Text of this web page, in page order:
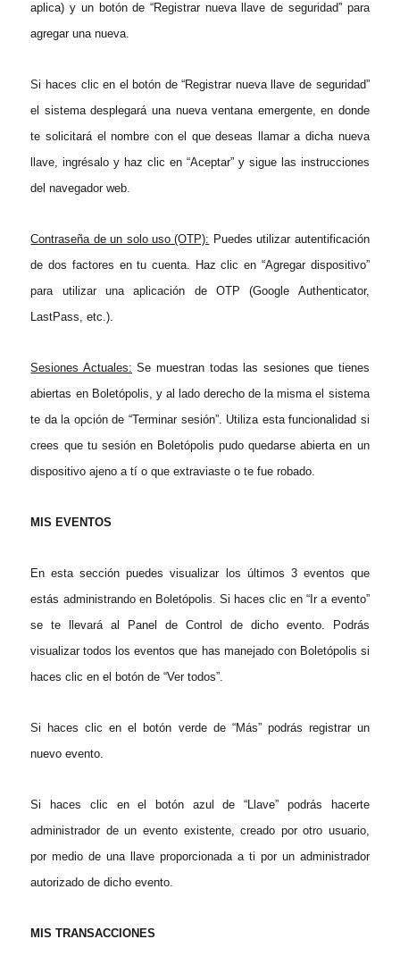
aplica) y un botón de “Registrar nueva llave de seguridad” para
agregar una nueva.
Si haces clic en el botón de “Registrar nueva llave de seguridad”
el sistema desplegará una nueva ventana emergente, en donde
te solicitará el nombre con el que deseas llamar a dicha nueva
llave, ingrésalo y haz clic en “Aceptar” y sigue las instrucciones
del navegador web.
Contraseña de un solo uso (OTP): Puedes utilizar autentificación
de dos factores en tu cuenta. Haz clic en “Agregar dispositivo”
para utilizar una aplicación de OTP (Google Authenticator,
LastPass, etc.).
Sesiones Actuales: Se muestran todas las sesiones que tienes
abiertas en Boletópolis, y al lado derecho de la misma el sistema
te da la opción de “Terminar sesión”. Utiliza esta funcionalidad si
crees que tu sesión en Boletópolis pudo quedarse abierta en un
dispositivo ajeno a tí o que extraviaste o te fue robado.
MIS EVENTOS
En esta sección puedes visualizar los últimos 3 eventos que
estás administrando en Boletópolis. Si haces clic en “Ir a evento”
se te llevará al Panel de Control de dicho evento. Podrás
visualizar todos los eventos que has manejado con Boletópolis si
haces clic en el botón de “Ver todos”.
Si haces clic en el botón verde de “Más” podrás registrar un
nuevo evento.
Si haces clic en el botón azul de “Llave” podrás hacerte
administrador de un evento existente, creado por otro usuario,
por medio de una llave proporcionada a ti por un administrador
autorizado de dicho evento.
MIS TRANSACCIONES